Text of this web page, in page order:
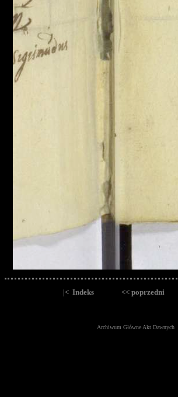
|< Indeks << poprzedni
Archiwum Główne Akt Dawnych